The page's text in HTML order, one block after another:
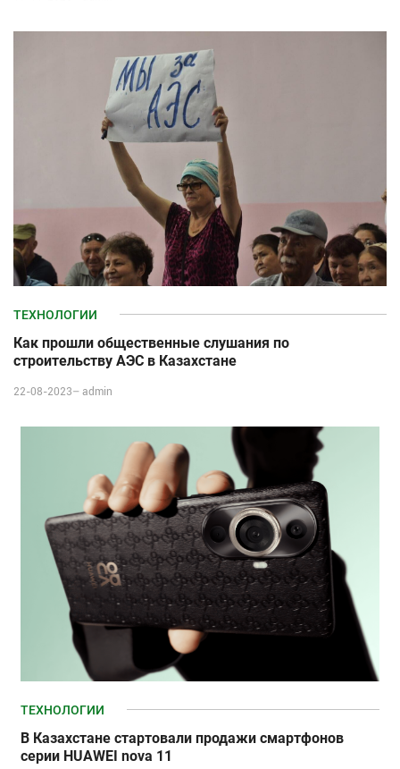
ТЕХНОЛОГИИ
Как прошли общественные слушания по
строительству АЭС в Казахстане
22-08-2023– admin
ТЕХНОЛОГИИ
В Казахстане стартовали продажи смартфонов
серии HUAWEI nova 11